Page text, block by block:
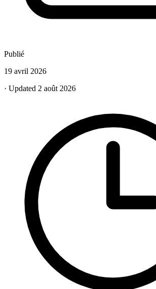
Publié
19 avril 2026
· Updated 2 août 2026